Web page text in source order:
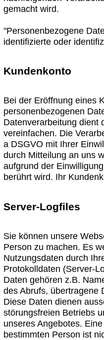
gemacht wird.
"Personenbezogene
identifizierte oder
Kundenkonto
Bei der Eröffnung eines
personenbezogenen
Datenverarbeitung dient
vereinfachen. Die
a DSGVO mit Ihrer
durch Mitteilung an uns
aufgrund der
berührt wird. Ihr
Server-Logfiles
Sie können unsere
Person zu machen. Es
Nutzungsdaten durch
Protokolldaten (Server-
Daten gehören z.B.
des Abrufs, übertragene
Diese Daten dienen
störungsfreien Betriebs
unseres Angebotes.
bestimmten Person ist